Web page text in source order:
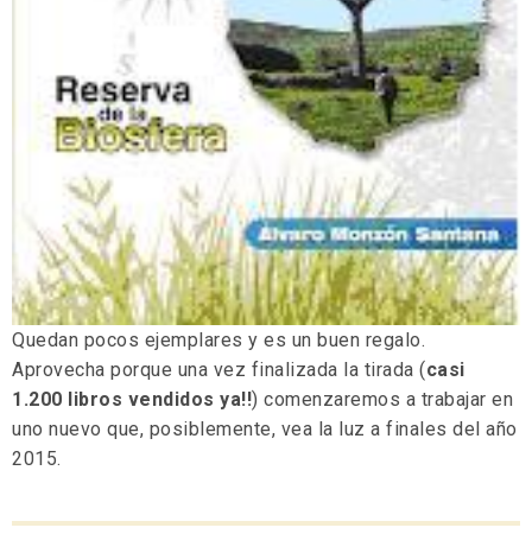
Quedan pocos ejemplares y es un buen regalo.
Aprovecha porque una vez finalizada la tirada (casi
1.200 libros vendidos ya!!) comenzaremos a trabajar en
uno nuevo que, posiblemente, vea la luz a finales del año
2015.